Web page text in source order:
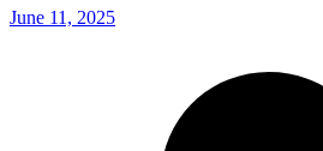
June 11, 2025